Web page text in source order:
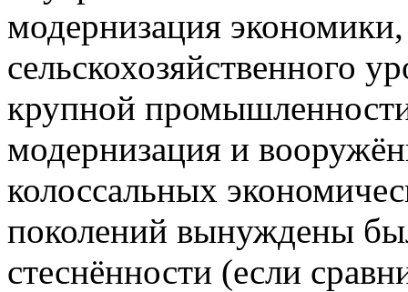
модернизация
сельскохозяйственного
крупной
модернизация и
колоссальных
поколений вынуждены
стеснённости (если